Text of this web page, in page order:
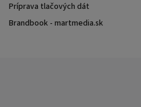
Príprava tlačových dát
Brandbook - martmedia.sk